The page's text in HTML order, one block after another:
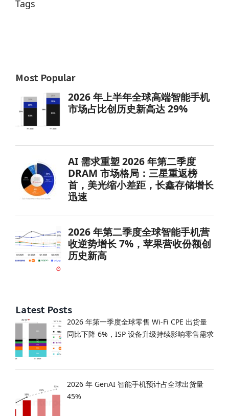
Tags
Most Popular
Latest Posts
2026 年第一季度全球零售 Wi-Fi CPE 出货量
同比下降 6%，ISP 设备升级持续影响零售需求
2026 年 GenAI 智能手机预计占全球出货量
45%